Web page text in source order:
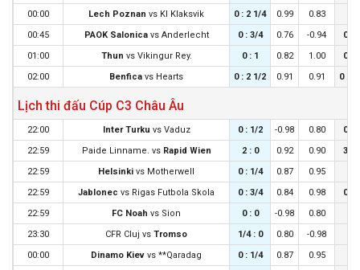
00:00
Lech Poznan vs KI Klaksvik 0 : 2 1/4 0.99 0.83
00:45
PAOK Salonica vs Anderlecht 0 : 3/4 0.76 -0.94
0 :
01:00
Thun vs Vikingur Rey. 0 : 1 0.82 1.00
0 :
02:00
Benfica vs Hearts 0 : 2 1/2 0.91 0.91 0 : 1
Lịch thi đấu Cúp C3 Châu Âu
22:00 Inter Turku vs Vaduz 0 : 1/2 -0.98 0.80
0 :
22:59
Paide Linname. vs Rapid Wien 2 : 0 0.92 0.90
3/4
22:59
Helsinki vs Motherwell 0 : 1/4 0.87 0.95
22:59
Jablonec vs Rigas Futbola Skola 0 : 3/4 0.84 0.98
0 :
22:59
FC Noah vs Sion 0 : 0 -0.98 0.80
23:30
CFR Cluj vs Tromso 1/4 : 0 0.80 -0.98
00:00
Dinamo Kiev vs **Qaradag 0 : 1/4 0.87 0.95